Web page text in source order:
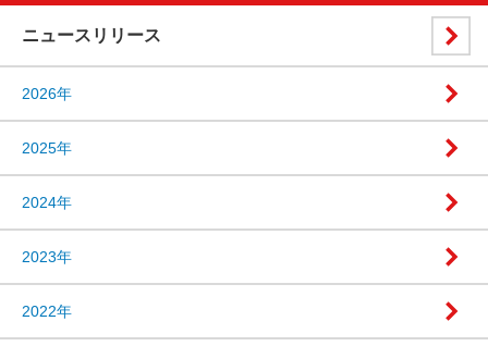
ニュースリリース
2026年
2025年
2024年
2023年
2022年